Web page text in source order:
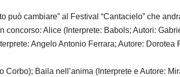
può cambiare” al Festival “Cantacielo” che
concorso: Alice (Interprete: Babols; Autori:
Angelo Antonio Ferrara; Autore:
Corbo); Baila nell’anima (Interprete e Autore: